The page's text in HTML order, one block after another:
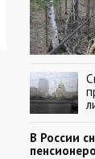
В России